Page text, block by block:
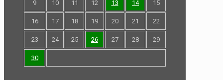
9 10 11 12 13 14 15
16 17 18 19 20 21 22
23 24 25 26 27 28 29
30